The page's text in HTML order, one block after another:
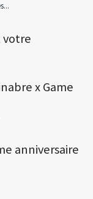
votre
x Game
anniversaire